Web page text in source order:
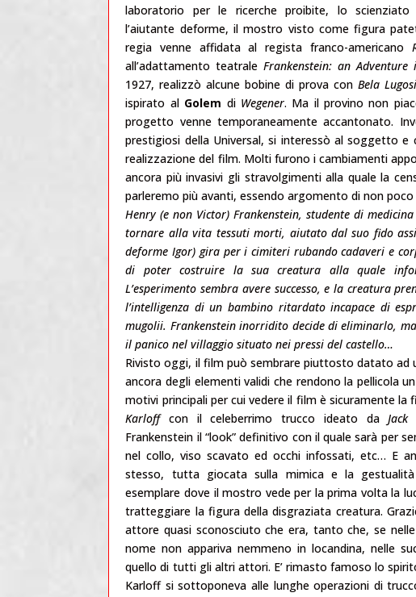
laboratorio per le ricerche proibite, lo scienziato
l’aiutante deforme, il mostro visto come figura
regia venne affidata al regista franco-americano
all’adattamento teatraleFrankenstein: an
1927, realizzò alcune bobine di prova con Bela Lugosi
ispirato al Golem di Wegener. Ma il provino non
progetto venne temporaneamente accantonato.
prestigiosi della Universal, si interessò al soggetto e
realizzazione del film. Molti furono i cambiamenti
ancora più invasivi gli stravolgimenti alla quale la
parleremo più avanti, essendo argomento di non poco
Henry (e non Victor) Frankenstein, studente di
tornare alla vita tessuti morti, aiutato dal suo fido
deforme Igor) gira per i cimiteri rubando cadaveri e
di poter costruire la sua creatura alla quale
L’esperimento sembra avere successo, e la creatura
l’intelligenza di un bambino ritardato incapace di
mugolii. Frankenstein inorridito decide di eliminarlo,
il panico nel villaggio situato nei pressi del castello…
Rivisto oggi, il film può sembrare piuttosto datato ad
ancora degli elementi validi che rendono la pellicola
motivi principali per cui vedere il film è sicuramente
Karloff con il celeberrimo trucco ideato daJack
Frankenstein il “look” definitivo con il quale sarà per
nel collo, viso scavato ed occhi infossati, etc… E
stesso, tutta giocata sulla mimica e la
esemplare dove il mostro vede per la prima volta la
tratteggiare la figura della disgraziata creatura.
attore quasi sconosciuto che era, tanto che, se
nome non appariva nemmeno in locandina, nelle
quello di tutti gli altri attori. E’ rimasto famoso lo
Karloff si sottoponeva alle lunghe operazioni di